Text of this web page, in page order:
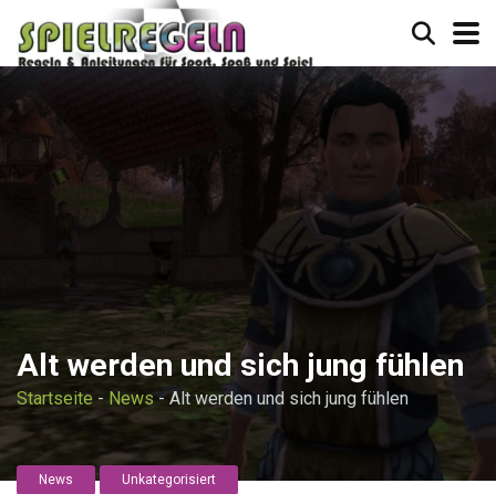
Alt werden und sich jung fühlen
Startseite - News-Alt werden und sich jung fühlen
News Unkategorisiert